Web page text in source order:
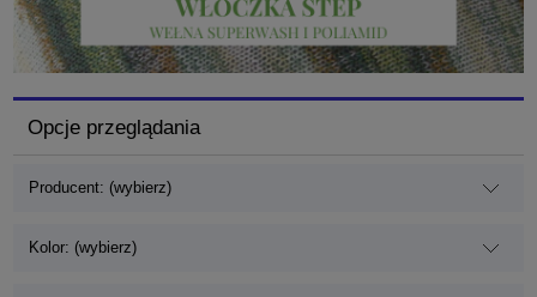
Opcje przeglądania
Producent: (wybierz)
Kolor: (wybierz)